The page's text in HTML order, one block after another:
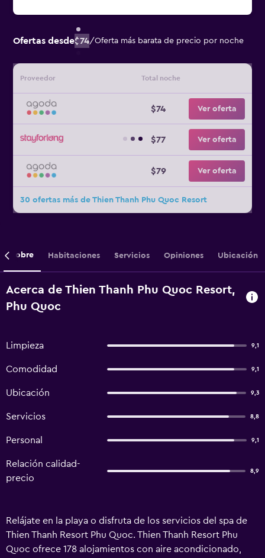
Ofertas desde$74/Oferta más barata de precio por noche
Proveedor Total noche
$74 Ver oferta
$77 Ver oferta
$79 Ver oferta
30 ofertas más de Thien Thanh Phu Quoc Resort
Sobre Habitaciones Servicios Opiniones Ubicación
Acerca de Thien Thanh Phu Quoc Resort,
Phu Quoc
Limpieza 9,1
Comodidad 9,1
Ubicación 9,3
Servicios 8,8
Personal 9,1
Relación calidad-
precio
8,9
Relájate en la playa o disfruta de los servicios del spa de
Thien Thanh Resort Phu Quoc. Thien Thanh Resort Phu
Quoc ofrece 178 alojamientos con aire acondicionado,